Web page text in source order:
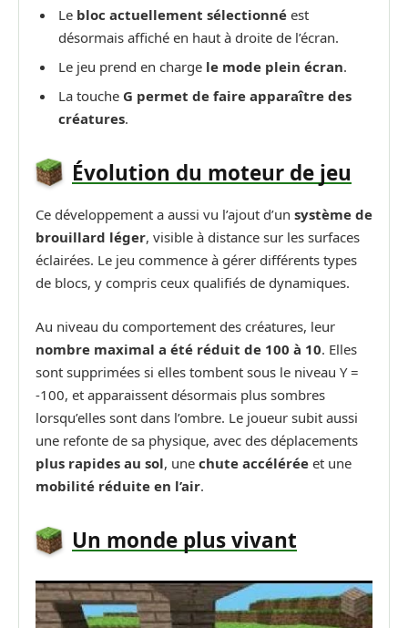
Le bloc actuellement sélectionné est
désormais affiché en haut à droite de l’écran.
Le jeu prend en charge le mode plein écran.
La touche G permet de faire apparaître des
créatures.
Évolution du moteur de jeu
Ce développement a aussi vu l’ajout d’un système de
brouillard léger, visible à distance sur les surfaces
éclairées. Le jeu commence à gérer différents types
de blocs, y compris ceux qualifiés de dynamiques.
Au niveau du comportement des créatures, leur
nombre maximal a été réduit de 100 à 10. Elles
sont supprimées si elles tombent sous le niveau Y =
-100, et apparaissent désormais plus sombres
lorsqu’elles sont dans l’ombre. Le joueur subit aussi
une refonte de sa physique, avec des déplacements
plus rapides au sol, une chute accélérée et une
mobilité réduite en l’air.
Un monde plus vivant